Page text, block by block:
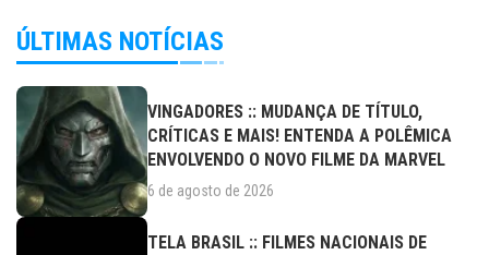
ÚLTIMAS NOTÍCIAS
VINGADORES :: MUDANÇA DE TÍTULO,
CRÍTICAS E MAIS! ENTENDA A POLÊMICA
ENVOLVENDO O NOVO FILME DA MARVEL
6 de agosto de 2026
TELA BRASIL :: FILMES NACIONAIS DE